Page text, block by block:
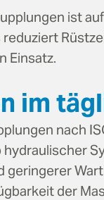
ist
reduziert
Einsatz.
im
nach
der